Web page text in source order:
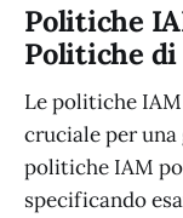
Politiche
Politiche di
Le politiche
cruciale per una
politiche IAM
specificando